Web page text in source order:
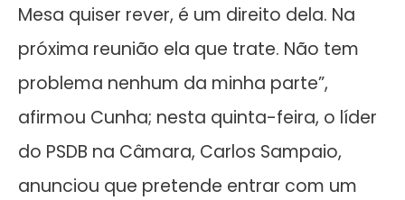
Mesa quiser rever, é um direito dela. Na
próxima reunião ela que trate. Não tem
problema nenhum da minha parte”,
afirmou Cunha; nesta quinta-feira, o líder
do PSDB na Câmara, Carlos Sampaio,
anunciou que pretende entrar com um